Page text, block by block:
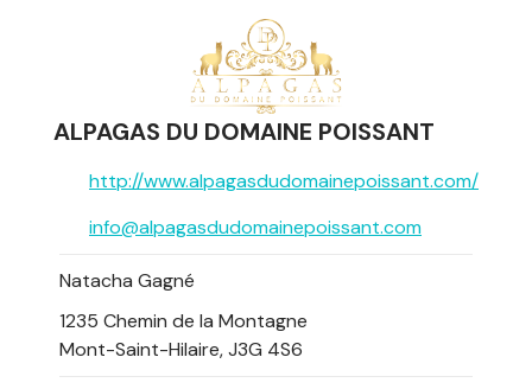
ALPAGAS DU DOMAINE POISSANT
http://www.alpagasdudomainepoissant.com/
info@alpagasdudomainepoissant.com
Natacha Gagné
1235 Chemin de la Montagne
Mont-Saint-Hilaire, J3G 4S6